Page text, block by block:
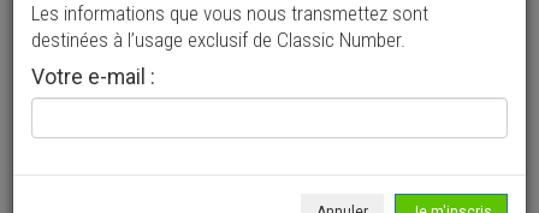
Les informations que vous nous transmettez sont
destinées à l’usage exclusif de Classic Number.
Votre e-mail :